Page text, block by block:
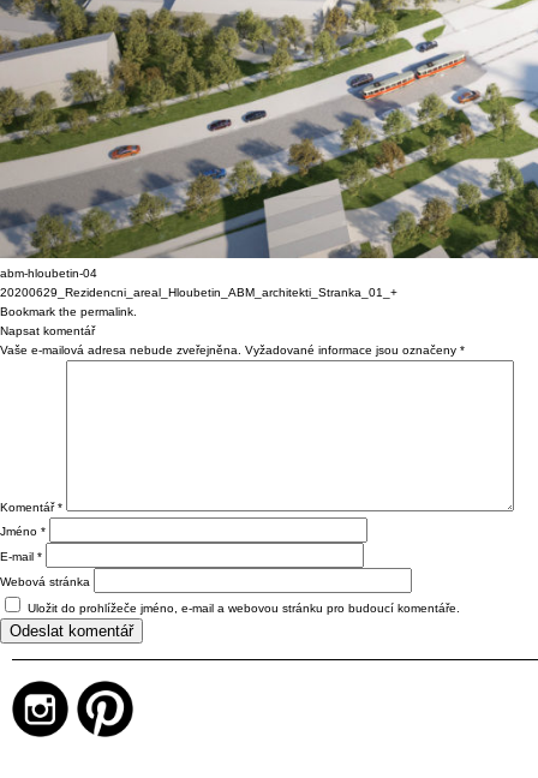
abm-hloubetin-04
20200629_Rezidencni_areal_Hloubetin_ABM_architekti_Stranka_01_+
Bookmark the permalink
Napsat komentář
Vaše e-mailová adresa nebude zveřejněna.
Vyžadované informace jsou označeny *
Komentář*
Jméno *
E-mail *
Webová stránka
Uložit do prohlížeče jméno, e-mail a webovou stránku pro budoucí komentáře.